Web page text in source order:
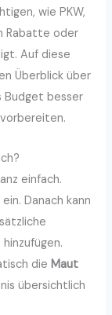
wie PKW,
Rabatte oder
Auf diese
Überblick über
Budget besser
einfach.
Danach kann
dieMaut
übersichtlich